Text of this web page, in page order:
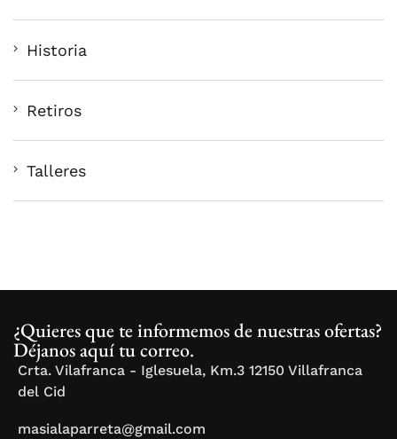
Historia
Retiros
Talleres
¿Quieres que te informemos de nuestras ofertas?
Déjanos aquí tu correo.
Crta. Vilafranca - Iglesuela, Km.3 12150 Villafranca
del Cid
masialaparreta@gmail.com